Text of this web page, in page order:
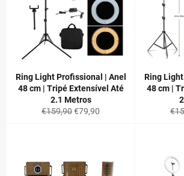
Ring Light Profissional | Anel
48 cm | Tripé Extensível Até
2.1 Metros
Preço
€159,90Preço
€79,90
Ring
48 cm |